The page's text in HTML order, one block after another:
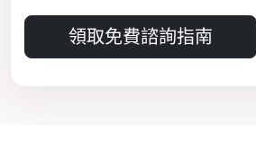
領取免費諮詢指南